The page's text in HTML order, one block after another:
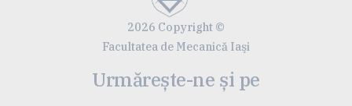
2026 Copyright ©
Facultatea de Mecanică Iaşi
Urmărește-ne și pe